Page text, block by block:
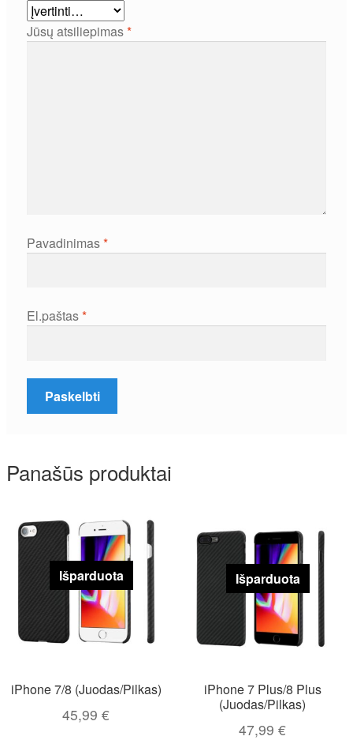
Jūsų atsiliepimas*
Pavadinimas*
El.paštas*
Panašūs produktai
Išparduota
iPhone 7/8 (Juodas/Pilkas)
45,99€
Išparduota
iPhone 7 Plus/8 Plus
(Juodas/Pilkas)
47,99€